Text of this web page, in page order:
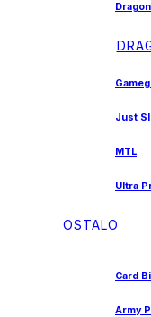
Just
MTL
Ultra
OSTALO
Card
Army